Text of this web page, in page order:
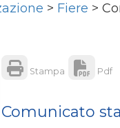
> Fiere >
Stampa Pdf
Comunicato